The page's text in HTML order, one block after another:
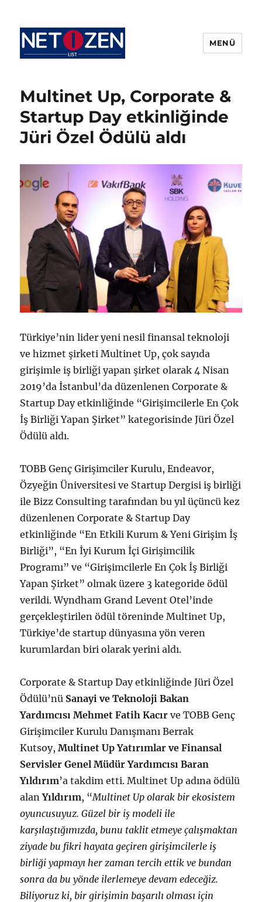
MENÜ
Multinet Up, Corporate &
Startup Day etkinliğinde
Jüri Özel Ödülü aldı
Türkiye’nin lider yeni nesil finansal teknoloji
ve hizmet şirketi Multinet Up, çok sayıda
girişimle iş birliği yapan şirket olarak 4 Nisan
2019’da İstanbul’da düzenlenen Corporate &
Startup Day etkinliğinde “Girişimcilerle En Çok
İş Birliği Yapan Şirket” kategorisinde Jüri Özel
Ödülü aldı.
TOBB Genç Girişimciler Kurulu, Endeavor,
Özyeğin Üniversitesi ve Startup Dergisi iş birliği
ile Bizz Consulting tarafından bu yıl üçüncü kez
düzenlenen Corporate & Startup Day
etkinliğinde “En Etkili Kurum & Yeni Girişim İş
Birliği”, “En İyi Kurum İçi Girişimcilik
Programı” ve “Girişimcilerle En Çok İş Birliği
Yapan Şirket” olmak üzere 3 kategoride ödül
verildi. Wyndham Grand Levent Otel’inde
gerçekleştirilen ödül töreninde Multinet Up,
Türkiye’de startup dünyasına yön veren
kurumlardan biri olarak yerini aldı.
Corporate & Startup Day etkinliğinde Jüri Özel
Ödülü’nü Sanayi ve Teknoloji Bakan
Yardımcısı Mehmet Fatih Kacır ve TOBB Genç
Girişimciler Kurulu Danışmanı Berrak
Kutsoy,Multinet Up Yatırımlar ve Finansal
Servisler Genel Müdür Yardımcısı Baran
Yıldırım’a takdim etti. Multinet Up adına ödülü
alanYıldırım, “Multinet Up olarak bir ekosistem
oyuncusuyuz. Güzel bir iş modeli ile
karşılaştığımızda, bunu taklit etmeye çalışmaktan
ziyade bu fikri hayata geçiren girişimcilerle iş
birliği yapmayı her zaman tercih ettik ve bundan
sonra da bu yönde ilerlemeye devam edeceğiz.
Biliyoruz ki, bir girişimin başarılı olması için